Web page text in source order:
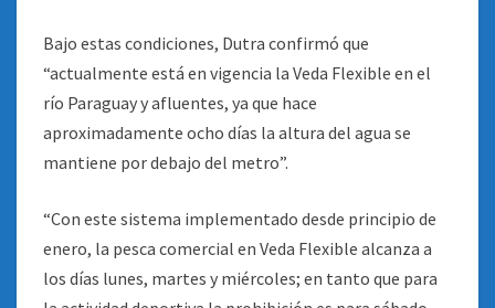
Bajo estas condiciones, Dutra confirmó que
“actualmente está en vigencia la Veda Flexible en el
río Paraguay y afluentes, ya que hace
aproximadamente ocho días la altura del agua se
mantiene por debajo del metro”.
“Con este sistema implementado desde principio de
enero, la pesca comercial en Veda Flexible alcanza a
los días lunes, martes y miércoles; en tanto que para